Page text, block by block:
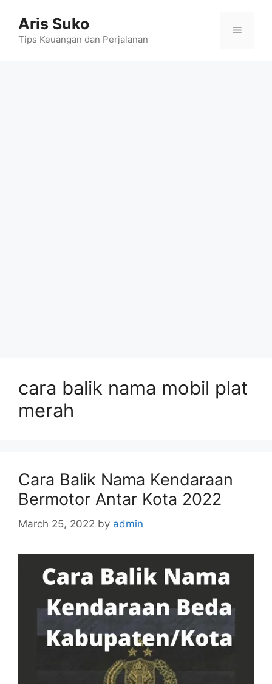
content
Aris Suko
Tips Keuangan dan Perjalanan
Menu
cara balik nama mobil plat
merah
Cara Balik Nama Kendaraan
Bermotor Antar Kota 2022
March 25, 2022 by admin